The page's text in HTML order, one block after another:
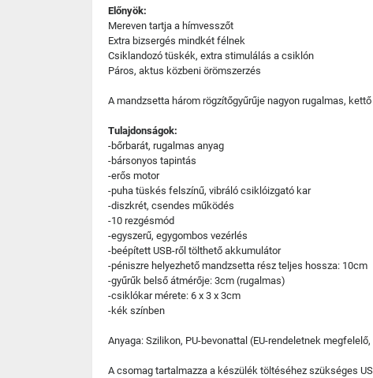
Előnyök:
Mereven tartja a hímvesszőt
Extra bizsergés mindkét félnek
Csiklandozó tüskék, extra stimulálás a csiklón
Páros, aktus közbeni örömszerzés
A mandzsetta három rögzítőgyűrűje nagyon rugalmas,
Tulajdonságok:
-bőrbarát, rugalmas anyag
-bársonyos tapintás
-erős motor
-puha tüskés felszínű, vibráló csiklóizgató kar
-diszkrét, csendes működés
-10 rezgésmód
-egyszerű, egygombos vezérlés
-beépített USB-ről tölthető akkumulátor
-péniszre helyezhető mandzsetta rész teljes hossza: 10cm
-gyűrűk belső átmérője: 3cm (rugalmas)
-csiklókar mérete: 6 x 3 x 3cm
-kék színben
Anyaga: Szilikon, PU-bevonattal (EU-rendeletnek
A csomag tartalmazza a készülék töltéséhez szükséges